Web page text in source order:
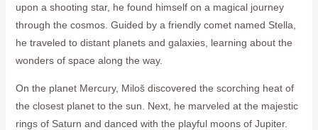
upon a shooting star, he found himself on a magical journey
through the cosmos. Guided by a friendly comet named Stella,
he traveled to distant planets and galaxies, learning about the
wonders of space along the way.
On the planet Mercury, Miloš discovered the scorching heat of
the closest planet to the sun. Next, he marveled at the majestic
rings of Saturn and danced with the playful moons of Jupiter.